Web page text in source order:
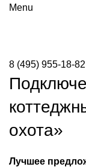
Menu
8 (495) 955-18-82
охота»
Лучшее